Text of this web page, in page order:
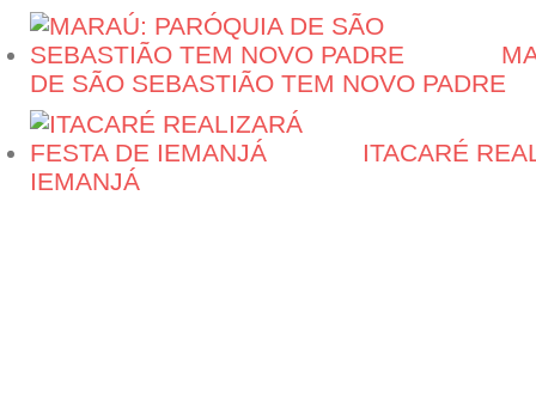
DE SÃO SEBASTIÃO TEM NOVO PADRE
ITACARÉ
IEMANJÁ